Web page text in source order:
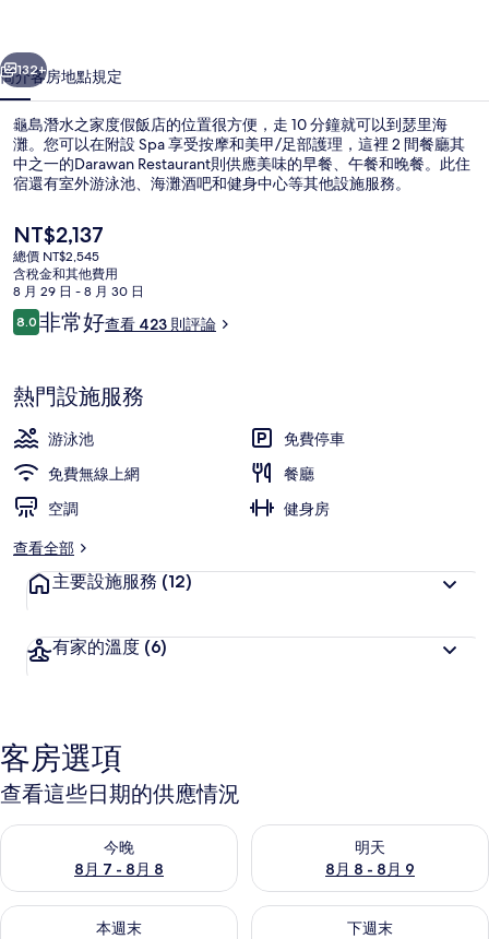
假
飯
店
的
片
集
個 下一個
132+
簡介客房地點規定
龜島潛水之家度假飯店的位置很方便，走 10 分鐘就可以到瑟里海
灘。您可以在附設 Spa 享受按摩和美甲/足部護理，這裡 2 間餐廳其
中之一的Darawan Restaurant則供應美味的早餐、午餐和晚餐。此住
宿還有室外游泳池、海灘酒吧和健身中心等其他設施服務。
目
前
的
價
格
是
NT$2,137
總價 NT$2,545
含稅金和其他費用
8 月 29 日 - 8 月 30 日
評
論
8.08.0 分，滿分 10 分，
非常好查看 423 則評論
熱門設施服務
游泳池
免費停車
免費無線上網
餐廳
空調
健身房
查看全部
主要設施服務 (12)
有家的溫度 (6)
客房選項
查看這些日期的供應情況
今晚
8月 7 - 8月 8
查看今晚 (8月 7 - 8月 8) 的供應情況
明天
8月 8 - 8月 9
查看明天 (8月 8 - 8月 9) 的供
本週末
查看本週末 (8月 7 - 8月 9) 的供應情況
下週末
查看下週末 (8月 14 - 8月 16)